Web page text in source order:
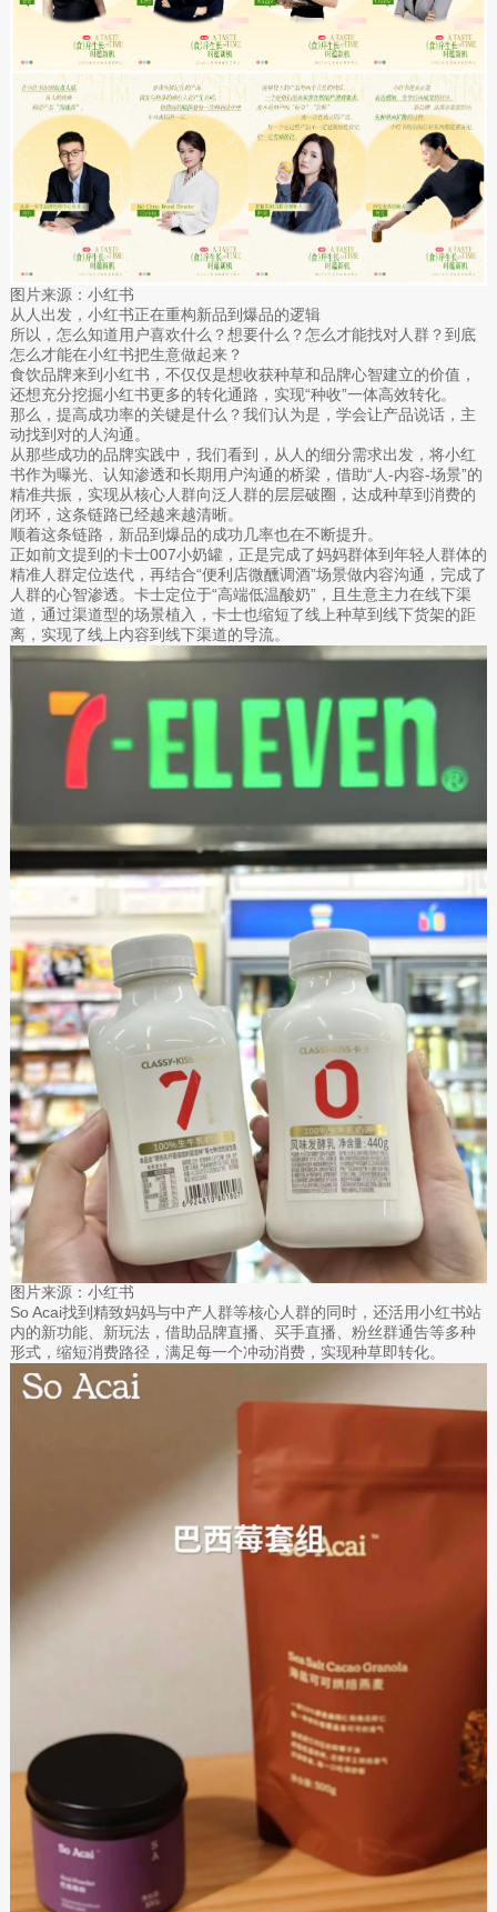
图片来源：小红书
从人出发，小红书正在重构新品到爆品的逻辑
所以，怎么知道用户喜欢什么？想要什么？怎么才能找对人群？到底
怎么才能在小红书把生意做起来？
食饮品牌来到小红书，不仅仅是想收获种草和品牌心智建立的价值，
还想充分挖掘小红书更多的转化通路，实现“种收”一体高效转化。
那么，提高成功率的关键是什么？我们认为是，学会让产品说话，主
动找到对的人沟通。
从那些成功的品牌实践中，我们看到，从人的细分需求出发，将小红
书作为曝光、认知渗透和长期用户沟通的桥梁，借助“人-内容-场景”的
精准共振，实现从核心人群向泛人群的层层破圈，达成种草到消费的
闭环，这条链路已经越来越清晰。
顺着这条链路，新品到爆品的成功几率也在不断提升。
正如前文提到的卡士007小奶罐，正是完成了妈妈群体到年轻人群体的
精准人群定位迭代，再结合“便利店微醺调酒”场景做内容沟通，完成了
人群的心智渗透。卡士定位于“高端低温酸奶”，且生意主力在线下渠
道，通过渠道型的场景植入，卡士也缩短了线上种草到线下货架的距
离，实现了线上内容到线下渠道的导流。
图片来源：小红书
So Acai找到精致妈妈与中产人群等核心人群的同时，还活用小红书站
内的新功能、新玩法，借助品牌直播、买手直播、粉丝群通告等多种
形式，缩短消费路径，满足每一个冲动消费，实现种草即转化。